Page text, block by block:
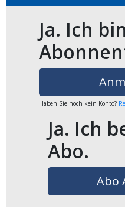
Ja. Ich bin
Haben Sie noch kein Konto?
Ja. Ich
Abo.
Abo